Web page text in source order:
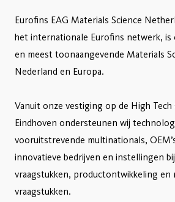
Eurofins EAG Materials Science
het internationale Eurofins netwerk, is
en meest toonaangevende Materials
Nederland en Europa.
Vanuit onze vestiging op de High Tech
Eindhoven ondersteunen wij
vooruitstrevende multinationals,
innovatieve bedrijven en instellingen
vraagstukken, productontwikkeling en
vraagstukken.